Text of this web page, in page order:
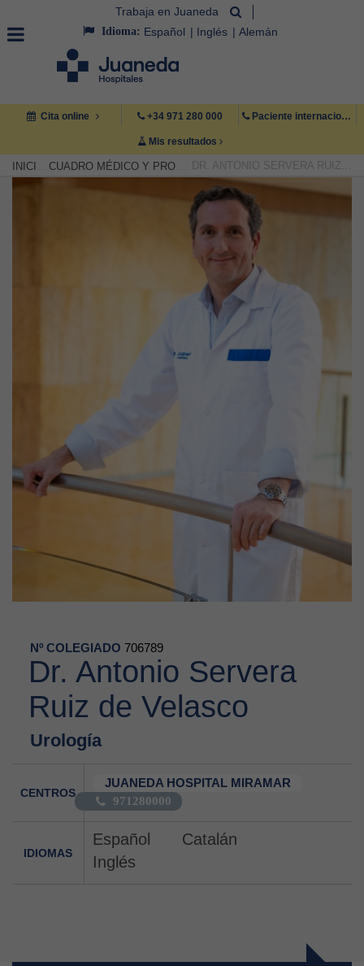
Trabaja en Juaneda
Idioma: Español Inglés Alemán
Cita online +34 971 280 000 Paciente internacional +34 971 222 222
Mis resultados
INICIO CUADRO MÉDICO Y PROFESIONAL DR. ANTONIO SERVERA RUIZ DE VELASCO
Nº COLEGIADO 706789
Dr. Antonio Servera
Ruiz de Velasco
Urología
CENTROS
JUANEDA HOSPITAL MIRAMAR
971280000
IDIOMAS
Español
Catalán
Inglés